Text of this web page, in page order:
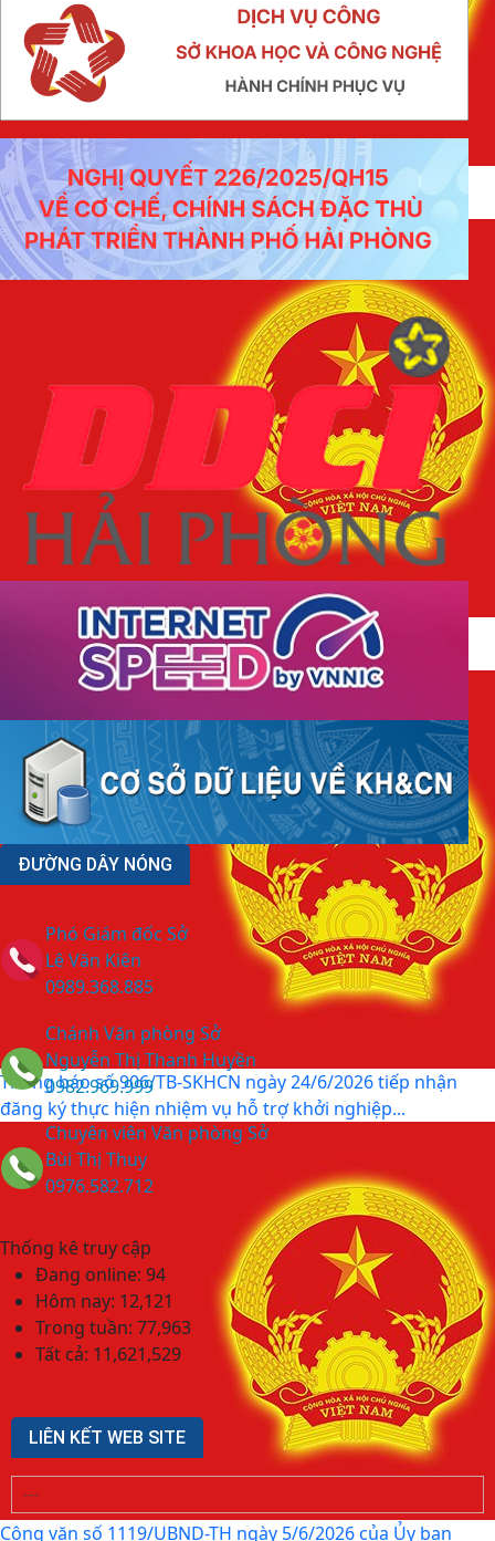
Báo cáo số 31/BC-VP ngày 26/6/2026 của Văn phòng Ủy
ban nhân dân thành phố tình hình tiếp nhận và...
Kế hoạch số 314/KH-SKHCN ngày 26/6/2026 tổ chức Hội
nghị tập huấn Luật Bảo vệ bí mật nhà nước và...
Thông báo số 906/TB-SKHCN ngày 24/6/2026 tiếp nhận
đăng ký thực hiện nhiệm vụ hỗ trợ khởi nghiệp...
Công văn số 1119/UBND-TH ngày 5/6/2026 của Ủy ban
ĐƯỜNG DÂY NÓNG
Phó Giám đốc Sở
Lê Văn Kiên
0989.368.885
Chánh Văn phòng Sở
Nguyễn Thị Thanh Huyền
0982.969.999
Chuyên viên Văn phòng Sở
Bùi Thị Thuy
0976.582.712
Thống kê truy cập
Đang online: 94
Hôm nay: 12,121
Trong tuần: 77,963
Tất cả: 11,621,529
LIÊN KẾT WEB SITE